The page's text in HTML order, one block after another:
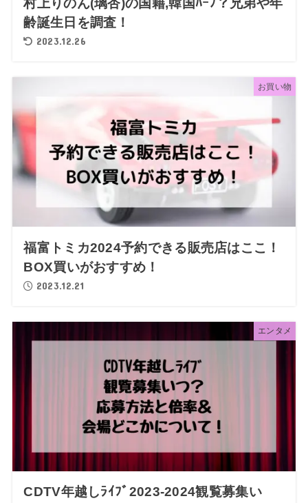
村上りのん(璃杏)の国籍,韓国ﾊｰﾌ？兄弟や年
齢誕生日を調査！
2023.12.26
お買い物
福富トミカ2024予約できる販売店はここ！
BOX買いがおすすめ！
2023.12.21
エンタメ
CDTV年越しﾗｲﾌﾞ2023-2024観覧募集い